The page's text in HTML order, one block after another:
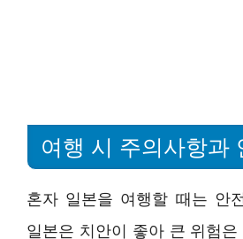
여행 시 주의사항과
혼자 일본을 여행할 때는 안
일본은 치안이 좋아 큰 위험